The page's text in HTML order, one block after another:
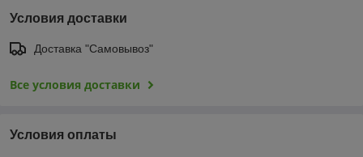
Условия доставки
Доставка "Самовывоз"
Все условия доставки
Условия оплаты